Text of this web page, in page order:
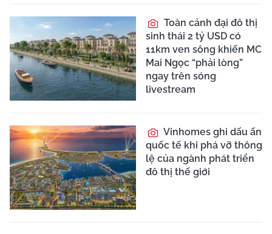
Toàn cảnh đại đô thị
sinh thái 2 tỷ USD có
11km ven sông khiến MC
Mai Ngọc “phải lòng”
ngay trên sóng
livestream
Vinhomes ghi dấu ấn
quốc tế khi phá vỡ thông
lệ của ngành phát triển
đô thị thế giới